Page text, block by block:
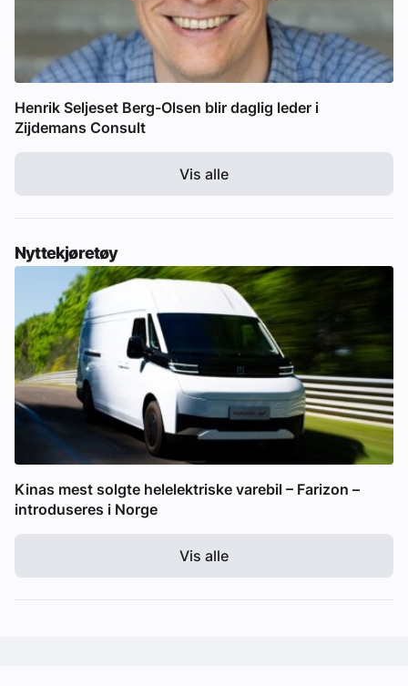
Henrik Seljeset Berg-Olsen blir daglig leder i
Zijdemans Consult
Vis alle
Nyttekjøretøy
Kinas mest solgte helelektriske varebil – Farizon –
introduseres i Norge
Vis alle